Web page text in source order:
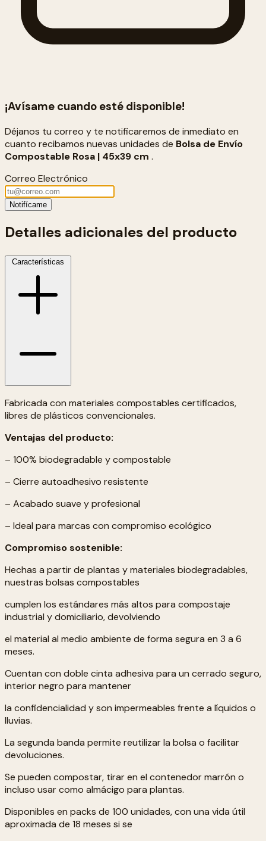
¡Avísame cuando esté disponible!
Déjanos tu correo y te notificaremos de inmediato en
cuanto recibamos nuevas unidades de Bolsa de Envío
Compostable Rosa | 45x39 cm .
Correo Electrónico
Notifícame
Detalles adicionales del producto
Características
Fabricada con materiales compostables certificados,
libres de plásticos convencionales.
Ventajas del producto:
– 100% biodegradable y compostable
– Cierre autoadhesivo resistente
– Acabado suave y profesional
– Ideal para marcas con compromiso ecológico
Compromiso sostenible:
Hechas a partir de plantas y materiales biodegradables,
nuestras bolsas compostables
cumplen los estándares más altos para compostaje
industrial y domiciliario, devolviendo
el material al medio ambiente de forma segura en 3 a 6
meses.
Cuentan con doble cinta adhesiva para un cerrado seguro,
interior negro para mantener
la confidencialidad y son impermeables frente a líquidos o
lluvias.
La segunda banda permite reutilizar la bolsa o facilitar
devoluciones.
Se pueden compostar, tirar en el contenedor marrón o
incluso usar como almácigo para plantas.
Disponibles en packs de 100 unidades, con una vida útil
aproximada de 18 meses si se